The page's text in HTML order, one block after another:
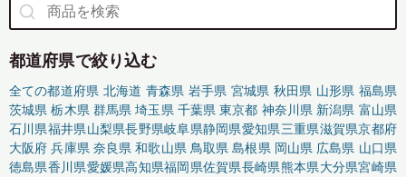
都道府県で絞り込む
全ての都道府県 北海道 青森県 岩手県 宮城県 秋田県 山形県 福島県
茨城県 栃木県 群馬県 埼玉県 千葉県 東京都 神奈川県 新潟県 富山県
石川県福井県山梨県長野県岐阜県静岡県愛知県三重県滋賀県京都府
大阪府 兵庫県 奈良県 和歌山県 鳥取県 島根県 岡山県 広島県 山口県
徳島県香川県愛媛県高知県福岡県佐賀県長崎県熊本県大分県宮崎県